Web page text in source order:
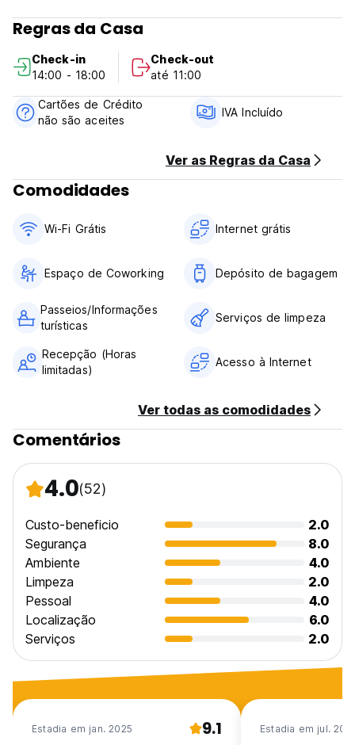
Jui Chi MaMa Políticas e Condições:
Política de cancelamento: 7 dias antes da chegada. Em
cobrada a primeira noite da sua estadia.
Check-in das 14:00 às 17:00 .
Check out antes das 11:00 .
Pagamento à chegada em dinheiro.
Impostos incluídos.
Aceita animais de estimação.
Não fumadores.
Receção das 9:00 às 17:00 (Auto-translated from original
Regras da Casa
Check-in
14:00 - 18:00
Check-out
até 11:00
Cartões de Crédito
não são aceites
IVA Incluído
Ver as Regras da Casa
Comodidades
Wi-Fi Grátis Internet grátis
Espaço de Coworking Depósito de bagagem
Passeios/Informações
turísticas
Serviços de limpeza
Recepção (Horas
limitadas)
Acesso à Internet
Ver todas as comodidades
Comentários
4.0(52)
Custo-beneficio
2.0
Segurança
8.0
Ambiente
4.0
Limpeza
2.0
Pessoal
4.0
Localização
6.0
Serviços
2.0
Estadia em jan. 2025 9.1 Estadia em jul.